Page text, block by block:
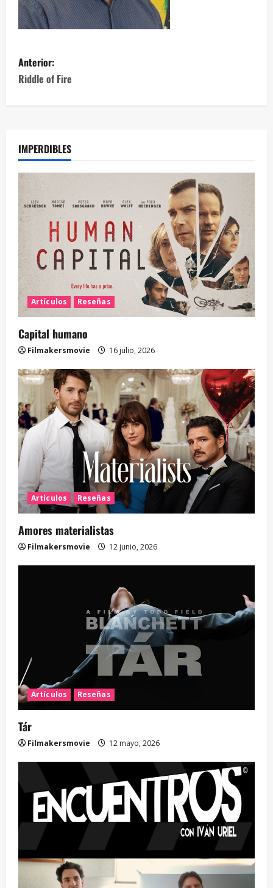
Anterior:
Riddle of Fire
IMPERDIBLES
Artículos Reseñas
Capital humano
Filmakersmovie 16 julio, 2026
Artículos Reseñas
Amores materialistas
Filmakersmovie 12 junio, 2026
Artículos Reseñas
Tár
Filmakersmovie 12 mayo, 2026